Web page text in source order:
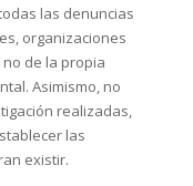
las denuncias
organizaciones
de la propia
Asimismo, no
realizadas,
las
existir.